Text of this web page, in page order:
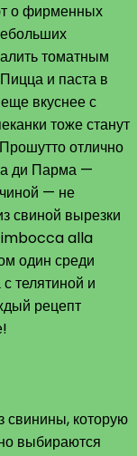
о фирменных
томатным
и паста в
вкуснее с
тоже станут
отлично
ди Парма —
— не
свиной вырезки
alla
один среди
телятиной и
рецепт
свинины, которую
выбираются